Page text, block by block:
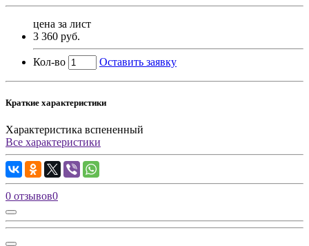
цена за лист
3 360 руб.
Кол-во Оставить заявку
Краткие характеристики
Характеристика вспененный
Все характеристики
0 отзывов0